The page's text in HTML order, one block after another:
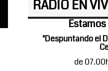
RADIO EN
"Despuntando el
de